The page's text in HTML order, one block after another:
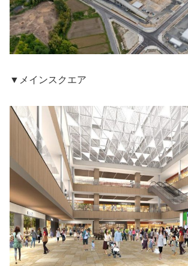
▼メインスクエア